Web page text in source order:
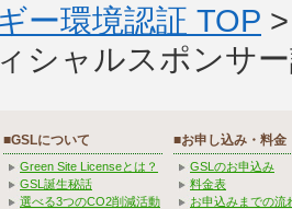
ー環境認証 TOP
シャルスポンサ
■GSLについて
Green Site Licenseとは？
GSL誕生秘話
選べる3つのCO2削減活動
■お申し込み・料金
GSLのお申込み
料金表
お申込みまでの流